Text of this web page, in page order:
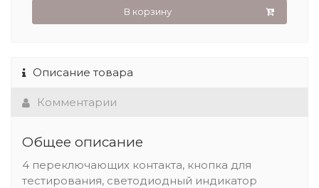
В корзину
Описание товара
Комментарии
Общее описание
4 переключающих контакта, кнопка для
тестирования, светодиодный индикатор